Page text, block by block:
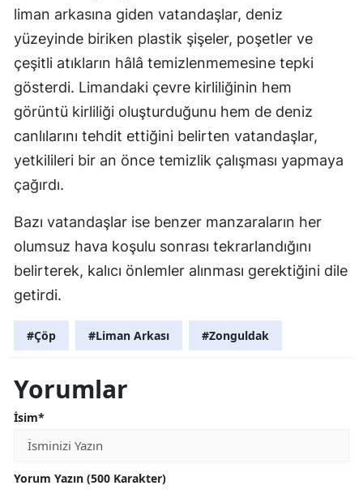
liman arkasına giden vatandaşlar, deniz
yüzeyinde biriken plastik şişeler, poşetler ve
çeşitli atıkların hâlâ temizlenmemesine tepki
gösterdi. Limandaki çevre kirliliğinin hem
görüntü kirliliği oluşturduğunu hem de deniz
canlılarını tehdit ettiğini belirten vatandaşlar,
yetkilileri bir an önce temizlik çalışması yapmaya
çağırdı.
Bazı vatandaşlar ise benzer manzaraların her
olumsuz hava koşulu sonrası tekrarlandığını
belirterek, kalıcı önlemler alınması gerektiğini dile
getirdi.
#Çöp #Liman Arkası #Zonguldak
Yorumlar
İsim*
Yorum Yazın (500 Karakter)